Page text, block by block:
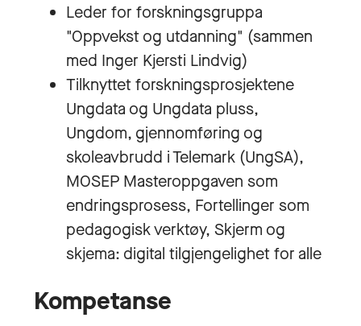
Leder for forskningsgruppa
"Oppvekst og utdanning" (sammen
med Inger Kjersti Lindvig)
Tilknyttet forskningsprosjektene
Ungdata og Ungdata pluss,
Ungdom, gjennomføring og
skoleavbrudd i Telemark (UngSA),
MOSEP Masteroppgaven som
endringsprosess, Fortellinger som
pedagogisk verktøy, Skjerm og
skjema: digital tilgjengelighet for alle
Kompetanse